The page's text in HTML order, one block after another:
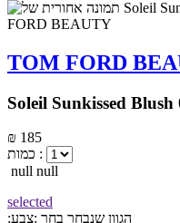
TOM FORD
Soleil Sunkissed
₪ 185
כמות :
null null
selected
:הגוון שנבחר בחר :צבע